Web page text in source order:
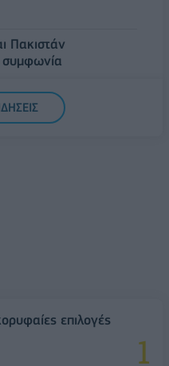
Πακιστάν
συμφωνία
επιλογές